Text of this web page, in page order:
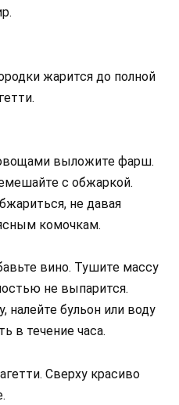
жарится до полной
выложите фарш.
с обжаркой.
не давая
комочкам.
вино. Тушите массу
не выпарится.
налейте бульон или воду
в течение часа.
Сверху красиво